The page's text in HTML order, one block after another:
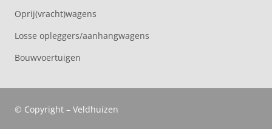
Oprij(vracht)wagens
Losse opleggers/aanhangwagens
Bouwvoertuigen
© Copyright – Veldhuizen